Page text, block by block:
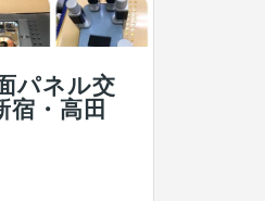
パネル交
宿・高田